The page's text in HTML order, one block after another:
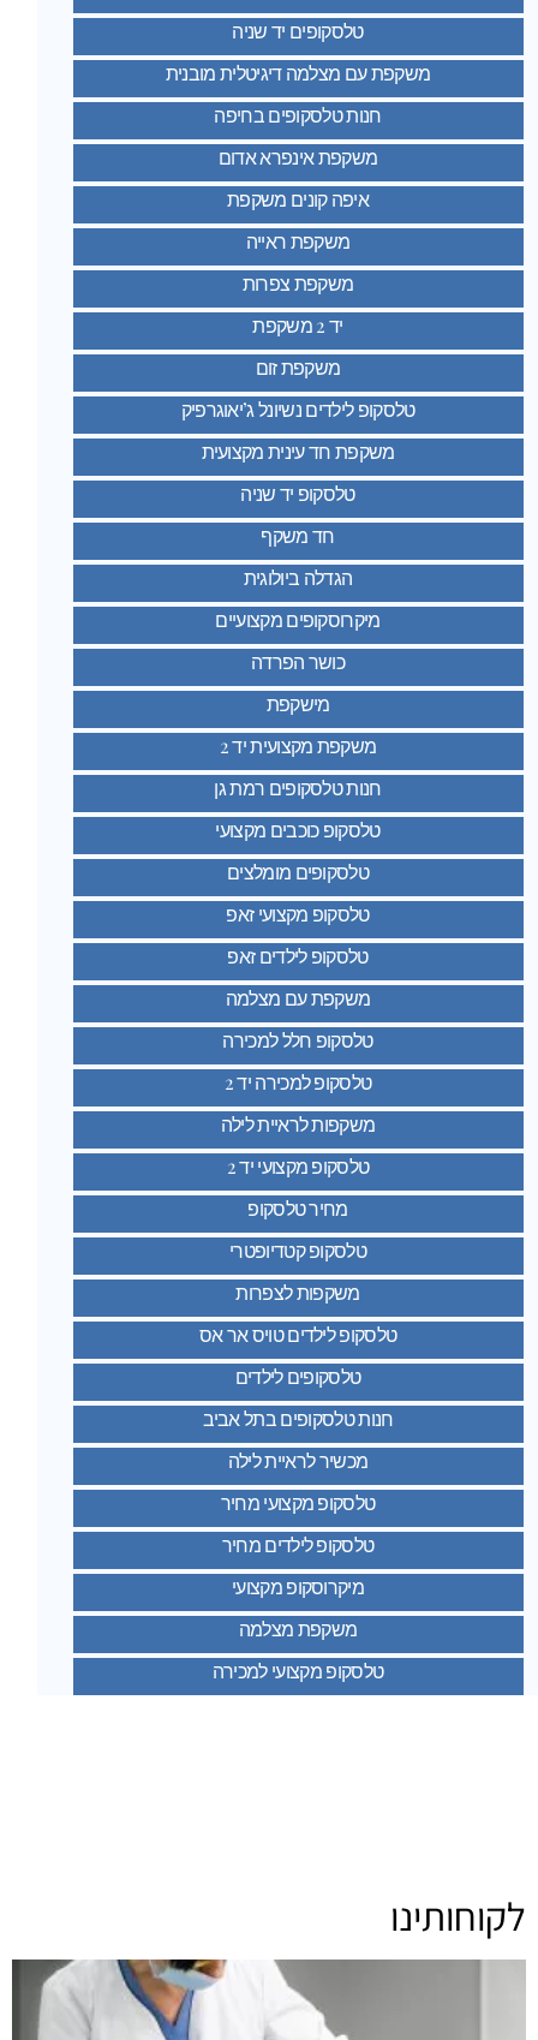
טלסקופים יד שניה
משקפת עם מצלמה דיגיטלית מובנית
חנות טלסקופים בחיפה
משקפת אינפרא אדום
איפה קונים משקפת
משקפת ראייה
משקפת צפרות
יד 2 משקפת
משקפת זום
טלסקופ לילדים נשיונל ג’יאוגרפיק
משקפת חד עינית מקצועית
טלסקופ יד שניה
חד משקף
הגדלה ביולוגית
מיקרוסקופים מקצועיים
כושר הפרדה
מישקפת
משקפת מקצועית יד 2
חנות טלסקופים רמת גן
טלסקופ כוכבים מקצועי
טלסקופים מומלצים
טלסקופ מקצועי זאפ
טלסקופ לילדים זאפ
משקפת עם מצלמה
טלסקופ חלל למכירה
טלסקופ למכירה יד 2
משקפות לראיית לילה
טלסקופ מקצועי יד 2
מחיר טלסקופ
טלסקופ קטדיופטרי
משקפות לצפרות
טלסקופ לילדים טויס אר אס
טלסקופים לילדים
חנות טלסקופים בתל אביב
מכשיר לראיית לילה
טלסקופ מקצועי מחיר
טלסקופ לילדים מחיר
מיקרוסקופ מקצועי
משקפת מצלמה
טלסקופ מקצועי למכירה
לקוחותינו